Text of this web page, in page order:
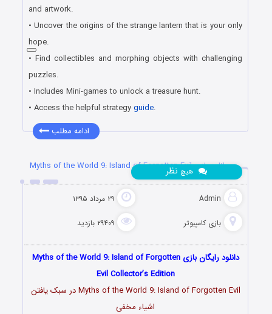
and artwork.
• Uncover the origins of the strange lantern that is your only
hope.
• Find collectibles and morphing objects with challenging
puzzles.
• Includes Mini-games to unlock a treasure hunt.
• Access the helpful strategyguide.
ادامه مطلب
دانلود بازی Myths of the World 9: Island of Forgotten Evil
Admin ۲۹ مرداد ۱۳۹۵
بازی کامپیوتر ۲۹۴۰۹ بازدید
هیچ نظر
دانلود رایگان بازی Myths of the World 9: Island of Forgotten
Evil Collector’s Edition
Myths of the World 9: Island of Forgotten Evil در سبک یافتن
اشیاء مخفی